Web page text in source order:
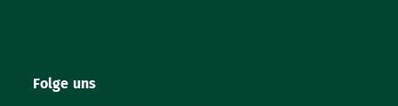
Folge uns